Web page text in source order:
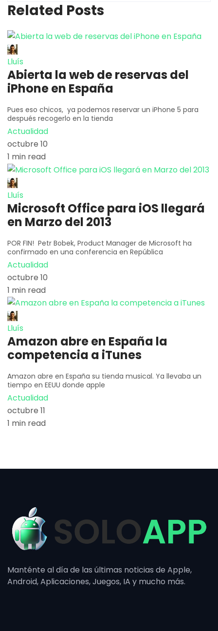
Related Posts
Lluís
Abierta la web de reservas del
iPhone en España
Pues eso chicos, ya podemos reservar un iPhone 5 para
después recogerlo en la tienda
Actualidad
octubre 10
1 min read
Lluís
Microsoft Office para iOS llegará
en Marzo del 2013
POR FIN! Petr Bobek, Product Manager de Microsoft ha
confirmado en una conferencia en República
Actualidad
octubre 10
1 min read
Lluís
Amazon abre en España la
competencia a iTunes
Amazon abre en España su tienda musical. Ya llevaba un
tiempo en EEUU donde apple
Actualidad
octubre 11
1 min read
Manténte al día de las últimas noticias de Apple,
Android, Aplicaciones, Juegos, IA y mucho más.